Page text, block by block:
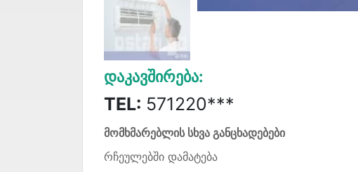
Დაკავშირება:
TEL: 571220***
მომხმარებლის სხვა განცხადებები
რჩეულებში დამატება